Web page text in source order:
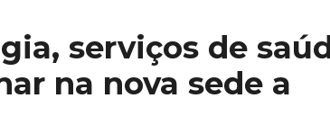
serviços de
na nova sede a